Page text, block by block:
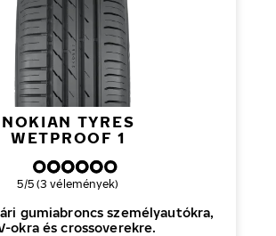
NOKIAN TYRES
WETPROOF 1
gumiabroncs személyautókra,
okra és crossoverekre.
Általános értékelés
5/5 (3 vélemények)